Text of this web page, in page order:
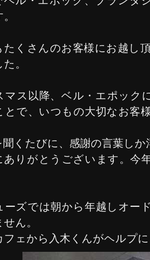
たくさんのお客様にお越し
。
マス以降、ベル・エポック
とで、いつもの大切なお客
聞くたびに、感謝の言葉し
ありがとうございます。今
ーズでは朝から年越しオー
ん。
フェから入木くんがヘルプ